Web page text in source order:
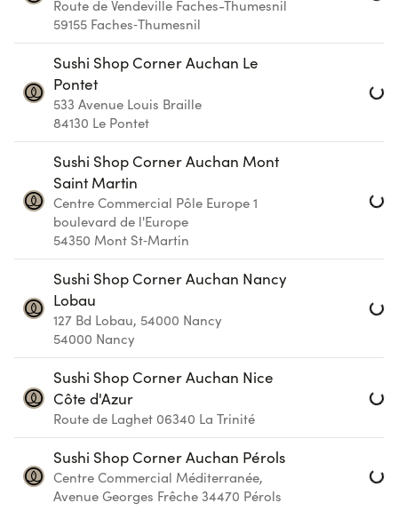
Route de Vendeville Faches-Thumesnil
59155 Faches‑Thumesnil
Sushi Shop Corner Auchan Le
Pontet
533 Avenue Louis Braille
84130 Le Pontet
Sushi Shop Corner Auchan Mont
Saint Martin
Centre Commercial Pôle Europe 1
boulevard de l'Europe
54350 Mont St‑Martin
Sushi Shop Corner Auchan Nancy
Lobau
127 Bd Lobau, 54000 Nancy
54000 Nancy
Sushi Shop Corner Auchan Nice
Côte d'Azur
Route de Laghet 06340 La Trinité
Sushi Shop Corner Auchan Pérols
Centre Commercial Méditerranée,
Avenue Georges Frêche 34470 Pérols